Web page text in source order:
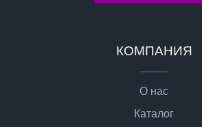
КОМПАНИЯ
О нас
Каталог